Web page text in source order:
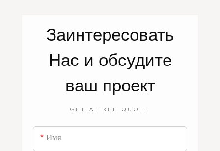
Заинтересовать
Нас и обсудите
ваш проект
GET A FREE QUOTE
Имя